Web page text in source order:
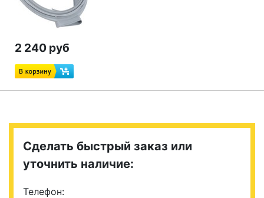
2 240 руб
Сделать быстрый заказ или
уточнить наличие:
Телефон: